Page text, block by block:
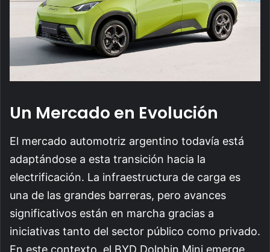
Un Mercado en Evolución
El mercado automotriz argentino todavía está
adaptándose a esta transición hacia la
electrificación. La infraestructura de carga es
una de las grandes barreras, pero avances
significativos están en marcha gracias a
iniciativas tanto del sector público como privado.
En este contexto, el BYD Dolphin Mini emerge